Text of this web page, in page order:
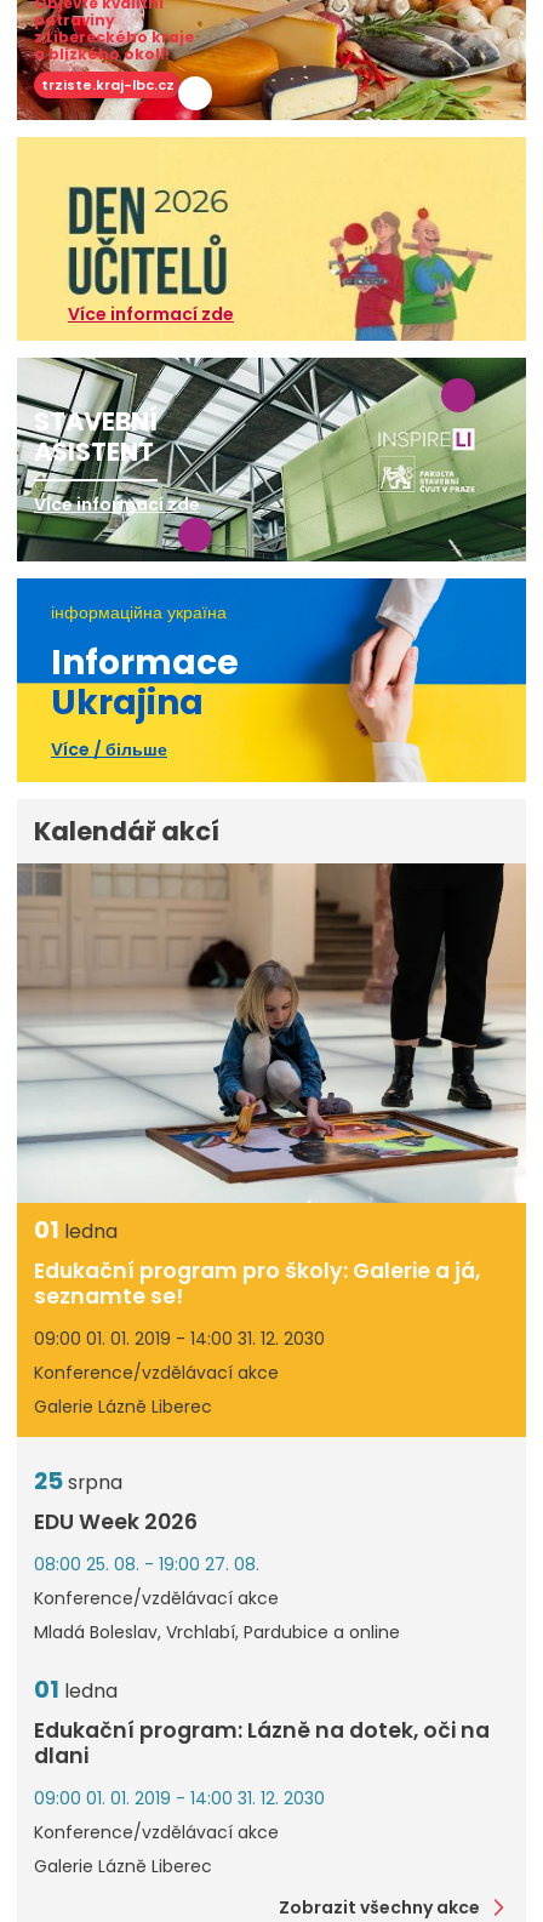
potraviny
z Libereckého kraje
a blízkého okolí!
trziste.kraj-lbc.cz
Více informací zde
STAVEBNÍ
ASISTENT
Více informací zde
інформаційна україна
Informace
Ukrajina
Více / більше
Kalendář akcí
01 ledna
Edukační program pro školy: Galerie a já,
seznamte se!
09:00 01. 01. 2019 - 14:00 31. 12. 2030
Konference/vzdělávací akce
Galerie Lázně Liberec
25srpna
EDU Week 2026
08:00 25. 08. - 19:00 27. 08.
Konference/vzdělávací akce
Mladá Boleslav, Vrchlabí, Pardubice a online
01 ledna
Edukační program: Lázně na dotek, oči na
dlani
09:00 01. 01. 2019 - 14:00 31. 12. 2030
Konference/vzdělávací akce
Galerie Lázně Liberec
Zobrazit všechny akce